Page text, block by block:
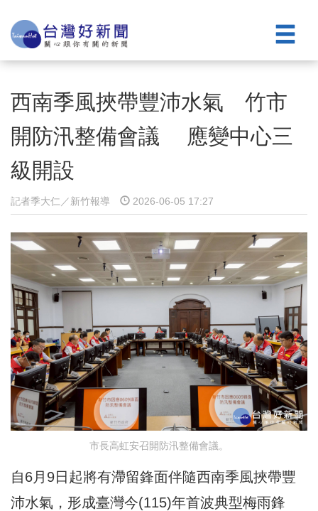
西南季風挾帶豐沛水氣 竹市
開防汛整備會議 應變中心三
級開設
記者季大仁／新竹報導 2026-06-05 17:27
市長高虹安召開防汛整備會議。
自6月9日起將有滯留鋒面伴隨西南季風挾帶豐
沛水氣，形成臺灣今(115)年首波典型梅雨鋒